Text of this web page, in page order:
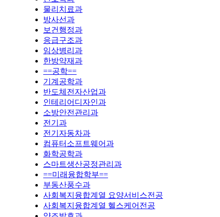
물리치료과
방사선과
보건행정과
응급구조과
임상병리과
한방약재과
==공학==
기계공학과
반도체전자산업과
인테리어디자인과
소방안전관리과
전기과
전기자동차과
컴퓨터소프트웨어과
화학공학과
스마트생산공정관리과
==미래융합학부==
부동산풍수과
사회복지융합계열 요양서비스전공
사회복지융합계열 헬스케어전공